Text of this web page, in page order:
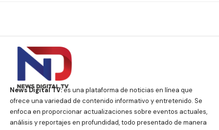
News Digital TV:es una plataforma de noticias en línea que
ofrece una variedad de contenido informativo y entretenido. Se
enfoca en proporcionar actualizaciones sobre eventos actuales,
análisis y reportajes en profundidad, todo presentado de manera